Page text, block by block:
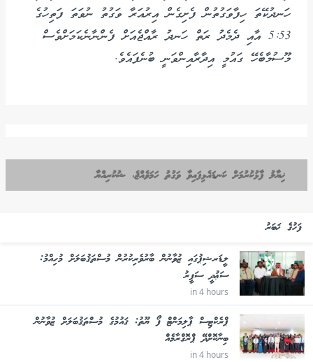
ހަނދުކޭތަ ހިފާވަގުތުން ފެށިގެން އިރުއަރާ ވަގުތު ނުވަތަ ފަތިހުގެ
5:53 އާއި ދެމެދު ރަތް ހަނދު ރާއްޖެއަށް ފެންނާނެކަމަށްވެސް
މޫސުމާބެހޭ ގައުމީ އިދާރާއިންވަނީ ބުނެފައެވެ.
ޚިޔާލު ފާޅުކުރުމަށް ކަނޑައެޅިފައިވާ ވަގުތު ހަމަވެއްޖެ، ޝުކުރިއްޔާ
ފަހުގެ ޚަބަރު
ލީޑަރޝިޕުގައި ޒުވާނުން ބާރުވެރިކުރުން މުސްތަޤުބަލަށް މުހިއްމު:
ސަޢުދީ ސަފީރު
in 4 hours
ޕްރެކްޓިސް ޕާލިމަންޓް ފޯ ޔޫތު: ޤައުމުގެ މުސްތަޤުބަލަށް ޒުވާނުން
ބިނާކޮށްދޭ ޕްރޮގްރާމެއް
in 4 hours